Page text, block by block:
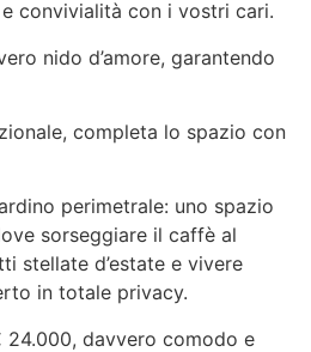
convivialità con i vostri cari.
nido d’amore, garantendo
completa lo spazio con
perimetrale: uno spazio
sorseggiare il caffè al
stellate d’estate e vivere
in totale privacy.
24.000, davvero comodo e